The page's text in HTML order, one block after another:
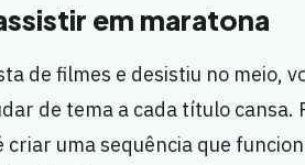
em maratona
de filmes e desistiu no meio,
de tema a cada título cansa.
uma sequência que